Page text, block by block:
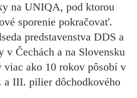
na UNIQA, pod ktorou
sporenie pokračovať.
predstavenstva DDS a
v Čechách a na Slovensku
viac ako 10 rokov pôsobí v
a III. pilier dôchodkového